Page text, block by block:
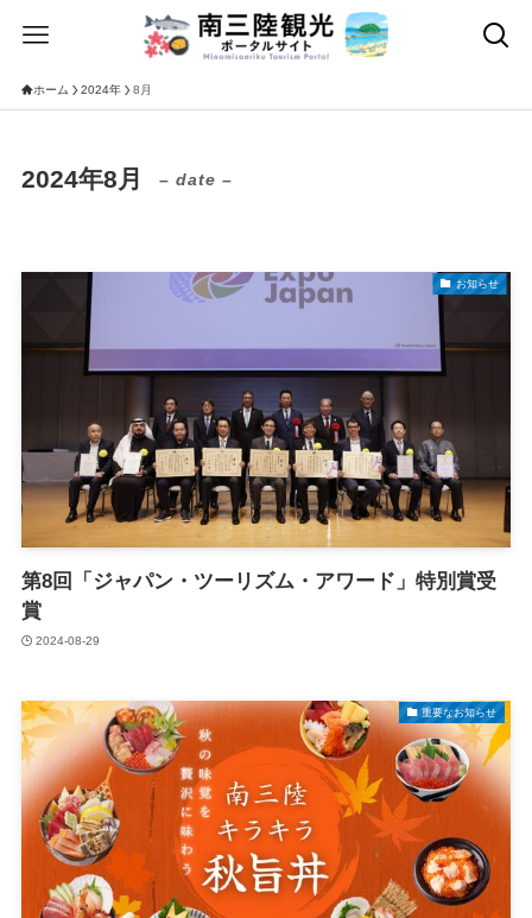
ホーム 2024年 8月
2024年8月 – date –
お知らせ
第8回「ジャパン・ツーリズム・アワード」特別賞受
賞
2024-08-29
重要なお知らせ